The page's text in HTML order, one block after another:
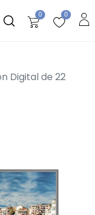
0 0
Digital de 22